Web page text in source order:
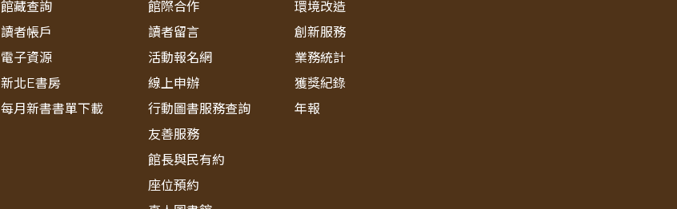
館藏查詢
讀者帳戶
電子資源
新北E書房
每月新書書單下載
館際合作
讀者留言
活動報名網
線上申辦
行動圖書服務查詢
友善服務
館長與民有約
座位預約
環境改造
創新服務
業務統計
獲獎紀錄
年報